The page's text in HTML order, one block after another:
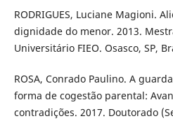
RODRIGUES, Luciane Magioni.
dignidade do menor. 2013.
Universitário FIEO. Osasco, SP,
ROSA, Conrado Paulino. A
forma de cogestão parental:
contradições. 2017. Doutorado